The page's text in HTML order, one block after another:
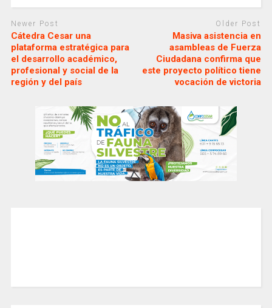
Newer Post
Cátedra Cesar una
plataforma estratégica para
el desarrollo académico,
profesional y social de la
región y del país
Older Post
Masiva asistencia en
asambleas de Fuerza
Ciudadana confirma que
este proyecto político tiene
vocación de victoria